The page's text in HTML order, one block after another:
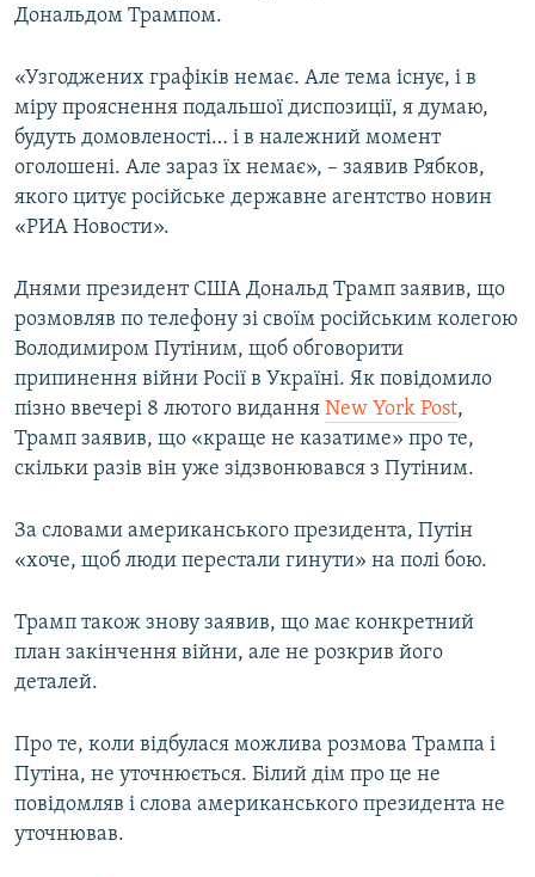
Дональдом Трампом.
«Узгоджених графіків немає. Але тема існує, і в
міру прояснення подальшої диспозиції, я думаю,
будуть домовленості… і в належний момент
оголошені. Але зараз їх немає», – заявив Рябков,
якого цитує російське державне агентство новин
«РИА Новости».
Днями президент США Дональд Трамп заявив, що
розмовляв по телефону зі своїм російським колегою
Володимиром Путіним, щоб обговорити
припинення війни Росії в Україні. Як повідомило
пізно ввечері 8 лютого видання New York Post,
Трамп заявив, що «краще не казатиме» про те,
скільки разів він уже зідзвонювався з Путіним.
За словами американського президента, Путін
«хоче, щоб люди перестали гинути» на полі бою.
Трамп також знову заявив, що має конкретний
план закінчення війни, але не розкрив його
деталей.
Про те, коли відбулася можлива розмова Трампа і
Путіна, не уточнюється. Білий дім про це не
повідомляв і слова американського президента не
уточнював.